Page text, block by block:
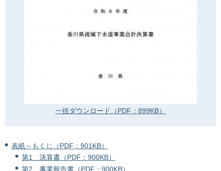
一括ダウンロード（PDF：899KB）
表紙～もくじ（PDF：901KB）
第1＿決算書（PDF：900KB）
第2＿事業報告書（PDF：900KB）